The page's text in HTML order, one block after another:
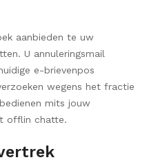
aanbieden te uw
U annuleringsmail
e-brievenpos
wegens het fractie
mits jouw
offlin chatte.